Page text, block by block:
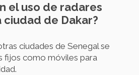
el uso de radares
ciudad de Dakar?
ciudades de Senegal se
fijos como móviles para